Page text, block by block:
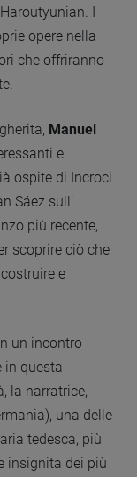
I
opere nella
che offriranno
Manuel
e
ospite di Incroci
Sáez sull’
più recente,
scoprire ciò che
e
un incontro
in questa
la narratrice,
una delle
tedesca, più
insignita dei più